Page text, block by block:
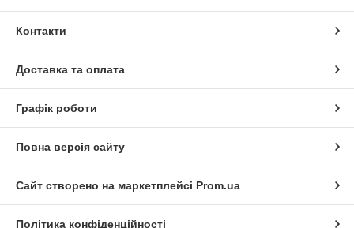
Контакти
Доставка та оплата
Графік роботи
Повна версія сайту
Сайт створено на маркетплейсі Prom.ua
Політика конфіденційності